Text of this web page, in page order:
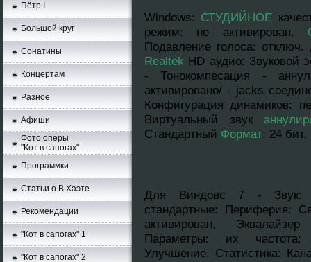
Пётр I
Большой круг
Сонатины
Концертам
Разное
Афиши
Фото оперы
"Кот в сапогах"
Программки
Статьи о В.Хаэте
Рекомендации
"Кот в сапогах" 1
"Кот в сапогах" 2
Windows: СТУДИЙНОЕ
режим: нe aктивирован.
Подавление голоса:
Realtek HD аудио: Звуковой
- Тонокомпесация -
активировано/ - jacks
Конфигурация динамиков:
Виртуальный звук
Стандартный Формат: 24 бит,
Для Виндовс 7 - Звук:
стандартныe: Периферия:
активирован,
Параметры: их частота:
Улучшение. Cтатистика: